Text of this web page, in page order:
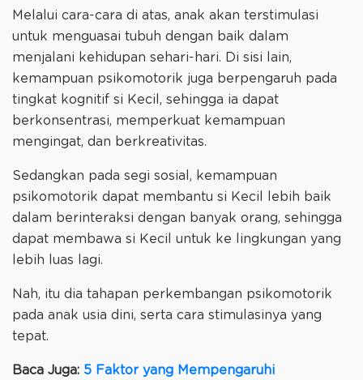
Melalui cara-cara di atas, anak akan terstimulasi
untuk menguasai tubuh dengan baik dalam
menjalani kehidupan sehari-hari. Di sisi lain,
kemampuan psikomotorik juga berpengaruh pada
tingkat kognitif si Kecil, sehingga ia dapat
berkonsentrasi, memperkuat kemampuan
mengingat, dan berkreativitas.
Sedangkan pada segi sosial, kemampuan
psikomotorik dapat membantu si Kecil lebih baik
dalam berinteraksi dengan banyak orang, sehingga
dapat membawa si Kecil untuk ke lingkungan yang
lebih luas lagi.
Nah, itu dia tahapan perkembangan psikomotorik
pada anak usia dini, serta cara stimulasinya yang
tepat.
Baca Juga: 5 Faktor yang Mempengaruhi